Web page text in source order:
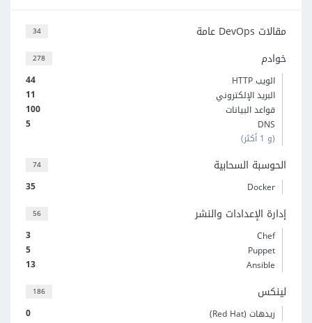
34 مقالات DevOps عامة
278 خوادم
44
الويب HTTP
11
البريد الإلكتروني
100
قواعد البيانات
5
DNS
(و 1 أكثر)
74 الحوسبة السحابية
35 Docker
56 إدارة الإعدادات والنشر
3
Chef
5
Puppet
13
Ansible
186 لينكس
0 ريدهات (Red Hat)